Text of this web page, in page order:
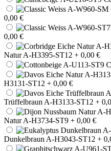
0,00 €
0,00 €
Natur A-H3395-ST12 + 0,00 €
H3131-ST12 + 0,00 €
Trüffelbraun A-H3133-ST12 +
Natur A-H3734-ST9 + 0,00 €
Dunkelbraun A-H3043-ST12 +